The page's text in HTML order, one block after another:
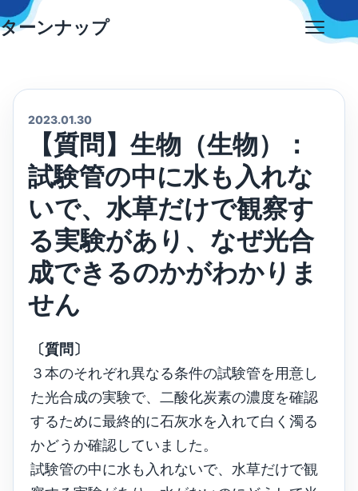
Skip
to
ターンナップ
2023.01.30
【質問】生物（生物）：
試験管の中に水も入れな
いで、水草だけで観察す
る実験があり、なぜ光合
成できるのかがわかりま
せん
〔質問〕
３本のそれぞれ異なる条件の試験管を用意し
た光合成の実験で、二酸化炭素の濃度を確認
するために最終的に石灰水を入れて白く濁る
かどうか確認していました。
試験管の中に水も入れないで、水草だけで観